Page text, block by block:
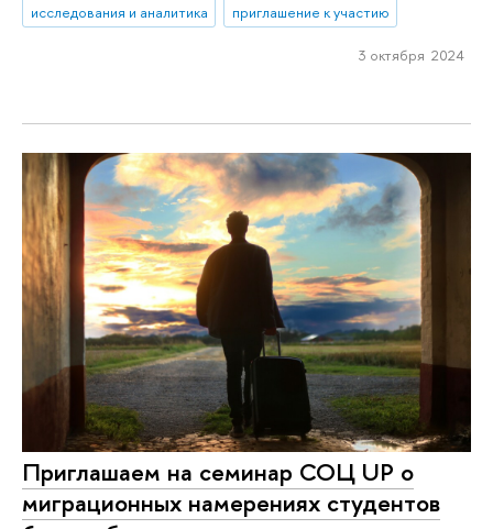
исследования и аналитика
приглашение к участию
3 октября 2024
Приглашаем на семинар СОЦ UP о
миграционных намерениях студентов